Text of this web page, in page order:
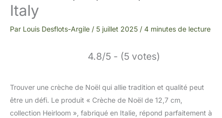
Italy
Par Louis Desflots-Argile / 5 juillet 2025 / 4 minutes de lecture
4.8/5 - (5 votes)
Trouver une crèche de Noël qui allie tradition et qualité peut
être un défi. Le produit « Crèche de Noël de 12,7 cm,
collection Heirloom », fabriqué en Italie, répond parfaitement à